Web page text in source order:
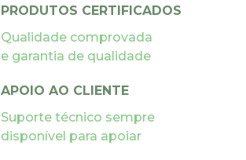
PRODUTOS CERTIFICADOS
Qualidade comprovada
e garantia de qualidade
APOIO AO CLIENTE
Suporte técnico sempre
disponível para apoiar